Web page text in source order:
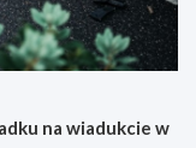
na wiadukcie w